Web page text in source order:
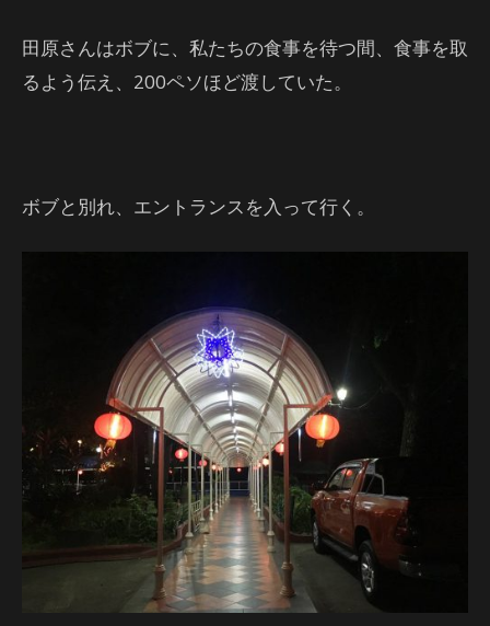
田原さんはボブに、私たちの食事を待つ間、食事を取
るよう伝え、200ペソほど渡していた。
ボブと別れ、エントランスを入って行く。